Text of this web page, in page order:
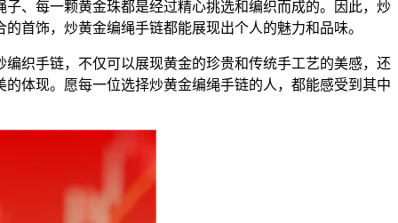
、每一颗黄金珠都是经过精心挑选和编织而成的。因此，炒
首饰，炒黄金编绳手链都能展现出个人的魅力和品味。
织手链，不仅可以展现黄金的珍贵和传统手工艺的美感，还
体现。愿每一位选择炒黄金编绳手链的人，都能感受到其中